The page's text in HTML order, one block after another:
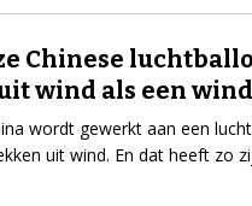
Chinese
wind als een
wordt gewerkt aan een
uit wind. En dat heeft zo